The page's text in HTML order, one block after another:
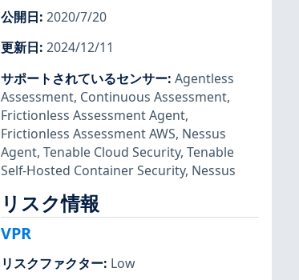
公開日: 2020/7/20
更新日: 2024/12/11
サポートされているセンサー: Agentless
Assessment, Continuous Assessment,
Frictionless Assessment Agent,
Frictionless Assessment AWS, Nessus
Agent, Tenable Cloud Security, Tenable
Self-Hosted Container Security, Nessus
リスク情報
VPR
リスクファクター: Low